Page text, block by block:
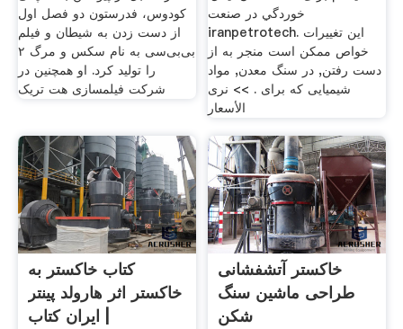
کودوس، فدرستون دو فصل اول
از دست زدن به شیطان و فیلم
بی‌بی‌سی به نام سکس و مرگ ۲
را تولید کرد. او همچنین در
شرکت فیلمسازی هت تریک
خوردگي در صنعت
iranpetrotech. اين تغييرات
خواص ممكن است منجر به از
دست رفتن, در سنگ معدن, مواد
شیمیایی که برای . >> نرى
الأسعار
کتاب خاکستر به
خاکستر اثر هارولد پینتر
| ایران کتاب
خاکستر آتشفشانی
طراحی ماشین سنگ
شکن